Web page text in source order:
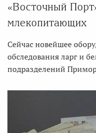
«Восточный
млекопитающих
Сейчас новейшее
обследования ларг и
подразделений